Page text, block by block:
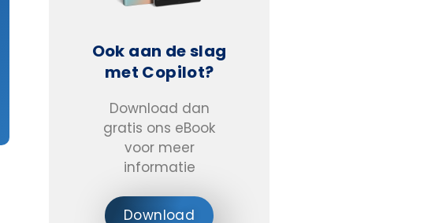
Ook aan de slag
met Copilot?
Download dan
gratis ons eBook
voor meer
informatie
Download